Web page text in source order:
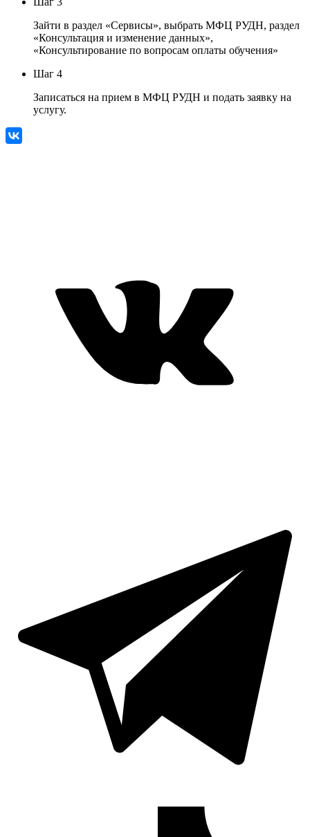
Зайти в раздел «Сервисы», выбрать МФЦ РУДН, раздел
«Консультация и изменение данных»,
«Консультирование по вопросам оплаты обучения»
Шаг 4
Записаться на прием в МФЦ РУДН и подать заявку на
услугу.